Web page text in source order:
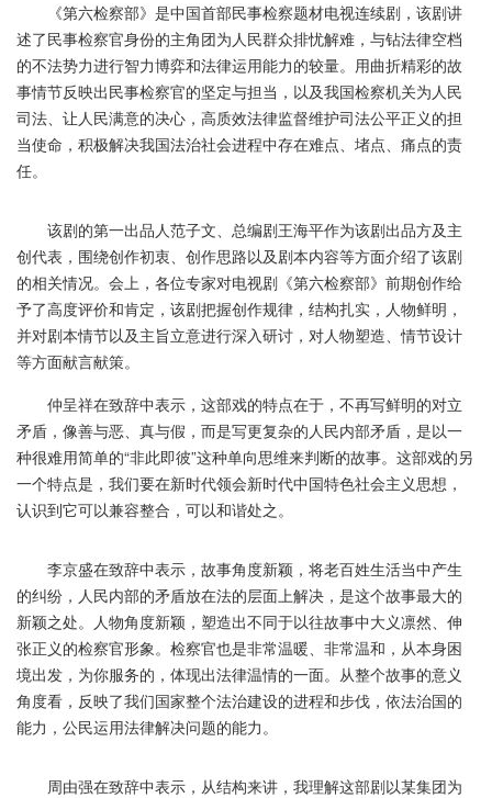
《第六检察部》是中国首部民事检察题材电视连续剧，该剧讲
述了民事检察官身份的主角团为人民群众排忧解难，与钻法律空档
的不法势力进行智力博弈和法律运用能力的较量。用曲折精彩的故
事情节反映出民事检察官的坚定与担当，以及我国检察机关为人民
司法、让人民满意的决心，高质效法律监督维护司法公平正义的担
当使命，积极解决我国法治社会进程中存在难点、堵点、痛点的责
任。
该剧的第一出品人范子文、总编剧王海平作为该剧出品方及主
创代表，围绕创作初衷、创作思路以及剧本内容等方面介绍了该剧
的相关情况。会上，各位专家对电视剧《第六检察部》前期创作给
予了高度评价和肯定，该剧把握创作规律，结构扎实，人物鲜明，
并对剧本情节以及主旨立意进行深入研讨，对人物塑造、情节设计
等方面献言献策。
仲呈祥在致辞中表示，这部戏的特点在于，不再写鲜明的对立
矛盾，像善与恶、真与假，而是写更复杂的人民内部矛盾，是以一
种很难用简单的“非此即彼”这种单向思维来判断的故事。这部戏的另
一个特点是，我们要在新时代领会新时代中国特色社会主义思想，
认识到它可以兼容整合，可以和谐处之。
李京盛在致辞中表示，故事角度新颖，将老百姓生活当中产生
的纠纷，人民内部的矛盾放在法的层面上解决，是这个故事最大的
新颖之处。人物角度新颖，塑造出不同于以往故事中大义凛然、伸
张正义的检察官形象。检察官也是非常温暖、非常温和，从本身困
境出发，为你服务的，体现出法律温情的一面。从整个故事的意义
角度看，反映了我们国家整个法治建设的进程和步伐，依法治国的
能力，公民运用法律解决问题的能力。
周由强在致辞中表示，从结构来讲，我理解这部剧以某集团为